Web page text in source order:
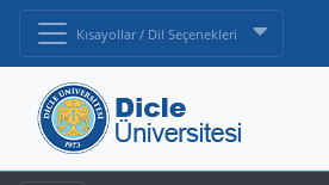
Kısayollar / Dil Seçenekleri